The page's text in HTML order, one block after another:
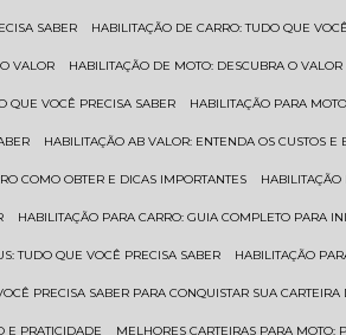
SABER HABILITAÇÃO DE CARRO: TUDO QUE
VALOR HABILITAÇÃO DE MOTO: DESCUBRA O
QUE VOCÊ PRECISA SABER HABILITAÇÃO PARA
HABILITAÇÃO AB VALOR: ENTENDA OS CUSTOS
COMO OBTER E DICAS IMPORTANTES
HABILITAÇÃO PARA CARRO: GUIA COMPLETO PARA
TUDO QUE VOCÊ PRECISA SABER HABILITAÇÃO
PRECISA SABER PARA CONQUISTAR SUA CARTEIRA
E PRATICIDADE MELHORES CARTEIRAS PARA MOTO: